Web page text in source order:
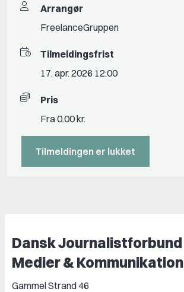
Arrangør
FreelanceGruppen
Tilmeldingsfrist
17. apr. 2026 12:00
Pris
Fra 0.00 kr.
Tilmeldingen er lukket
Dansk Journalistforbund
Medier & Kommunikation
Gammel Strand 46